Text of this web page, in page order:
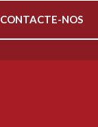
CONTACTE-NOS